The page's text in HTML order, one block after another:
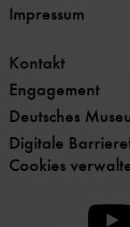
Impressum
Kontakt
Engagement
Deutsches
Digitale
Cookies